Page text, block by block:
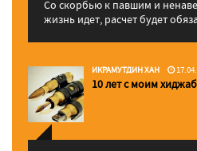
Со скорбью к павшим и
жизнь идет, расчет будет
ИКРАМУТДИН ХАН
10 лет с моим